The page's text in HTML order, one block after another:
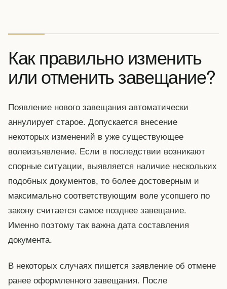
Как правильно изменить
или отменить завещание?
Появление нового завещания автоматически
аннулирует старое. Допускается внесение
некоторых изменений в уже существующее
волеизъявление. Если в последствии возникают
спорные ситуации, выявляется наличие нескольких
подобных документов, то более достоверным и
максимально соответствующим воле усопшего по
закону считается самое позднее завещание.
Именно поэтому так важна дата составления
документа.
В некоторых случаях пишется заявление об отмене
ранее оформленного завещания. После